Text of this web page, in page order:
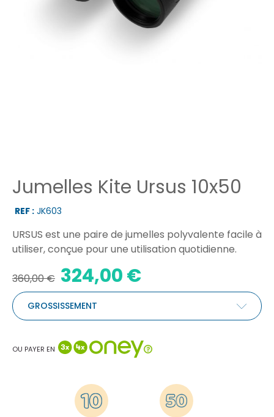
Jumelles Kite Ursus 10x50
REF : JK603
URSUS est une paire de jumelles polyvalente facile à
utiliser, conçue pour une utilisation quotidienne.
360,00 € 324,00 €
GROSSISSEMENT
OU PAYER EN